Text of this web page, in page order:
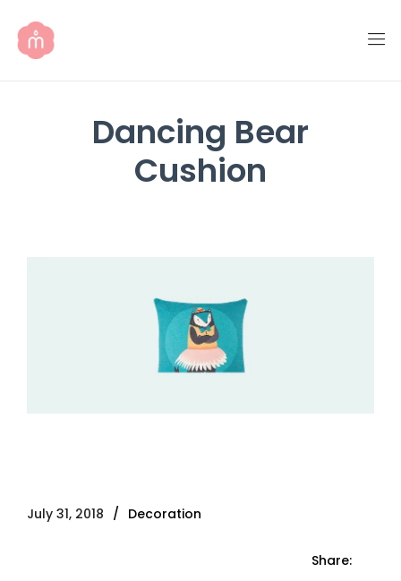
Dancing Bear
Cushion
July 31, 2018 Decoration
Share: